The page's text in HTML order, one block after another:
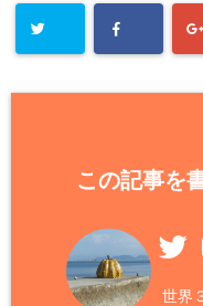
この記事を
世界